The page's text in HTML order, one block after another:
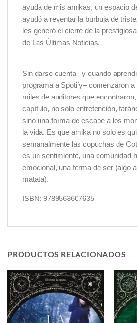
ayuda de mis amikas, un espacio
ayudó a reventar la burbuja de
les generó el cierre de la
de Las Últimas Noticias.
Sin darse cuenta –y cuando
programa a Spotify– comenzaron
miles de auditores que
capítulo, no solo entretención,
sino una forma de escape a los
la vida. Es que amika no solo es
semanalmente las copuchas de
es un sentimiento, una comunidad
emocional, una forma de ser (algo
matata).
ISBN: 9789563607635
PRODUCTOS RELACIONADOS